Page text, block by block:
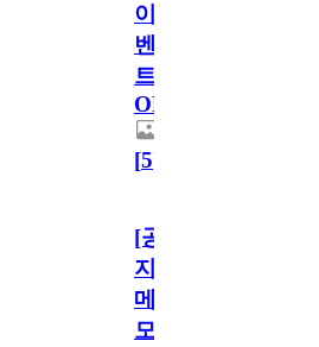
이
벤
트
OPEN!
[5]
[공
지]
메
모